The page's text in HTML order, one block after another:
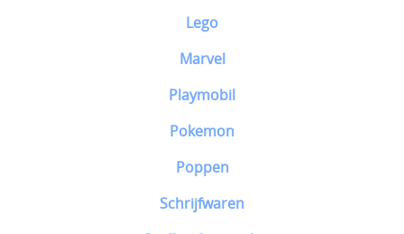
Lego
Marvel
Playmobil
Pokemon
Poppen
Schrijfwaren